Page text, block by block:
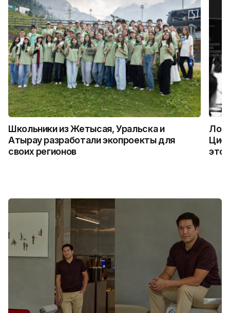
Школьники из Жетысая, Уральска и
Атырау разработали экопроекты для
своих регионов
это